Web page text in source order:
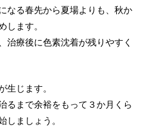
なる春先から夏場よりも、秋か
します。
治療後に色素沈着が残りやすく
生じます。
るまで余裕をもって３か月くら
しましょう。